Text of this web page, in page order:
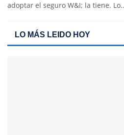
adoptar el seguro W&I; la tiene.
LO MÁS LEIDO HOY